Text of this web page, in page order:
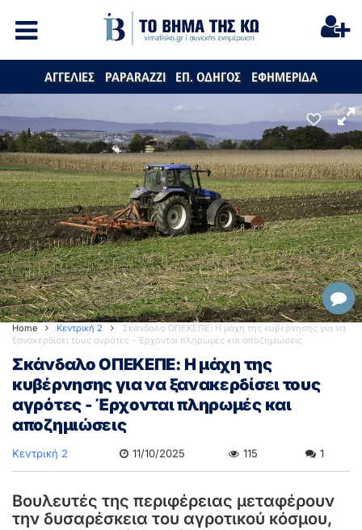
ΑΓΓΕΛΙΕΣ PAPARAZZI ΕΠ. ΟΔΗΓΟΣ ΕΦΗΜΕΡΙΔΑ
Home Κεντρική 2
Σκάνδαλο ΟΠΕΚΕΠΕ: Η μάχη της κυβέρνησης για να
ξανακερδίσει τους αγρότες - Έρχονται πληρωμές και αποζημιώσεις
Σκάνδαλο ΟΠΕΚΕΠΕ: Η μάχη της
κυβέρνησης για να ξανακερδίσει τους
αγρότες - Έρχονται πληρωμές και
αποζημιώσεις
Κεντρική 2 11/10/2025 115 1
Βουλευτές της περιφέρειας μεταφέρουν
την δυσαρέσκεια του αγροτικού κόσμου,